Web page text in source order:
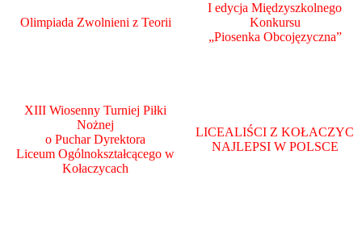
Olimpiada Zwolnieni z Teorii
I edycja Międzyszkolnego
Konkursu
„Piosenka Obcojęzyczna”
XIII Wiosenny Turniej Piłki
Nożnej
o Puchar Dyrektora
Liceum Ogólnokształcącego w
Kołaczycach
LICEALIŚCI Z KOŁACZYC
NAJLEPSI W POLSCE